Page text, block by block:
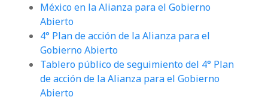
México en la Alianza para el Gobierno
Abierto
4° Plan de acción de la Alianza para el
Gobierno Abierto
Tablero público de seguimiento del 4° Plan
de acción de la Alianza para el Gobierno
Abierto